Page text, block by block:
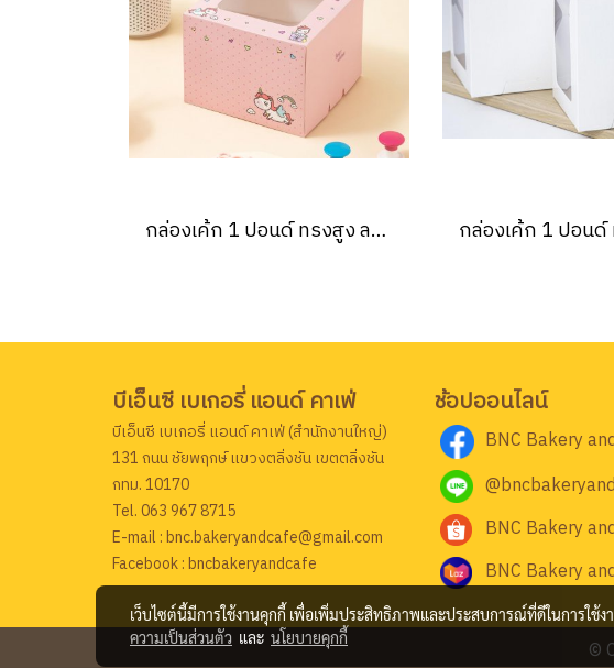
กล่องเค้ก 1 ปอนด์ ทรงสูง ลายเบบี้ยูนิคอร์น พิ้งค์ 20.3x20.3x15 ซม. (10ชิ้น/แพค)
บีเอ็นซี เบเกอรี่ แอนด์ คาเฟ่
บีเอ็นซี เบเกอรี่ แอนด์ คาเฟ่ (สำนักงานใหญ่)
131 ถนน ชัยพฤกษ์ แขวงตลิ่งชัน เขตตลิ่งชัน
กทม. 10170
Tel. 063 967 8715
E-mail : bnc.bakeryandcafe@gmail.com
Facebook : bncbakeryandcafe
ช้อปออนไลน์
BNC Bakery
BNC Bakery
BNC Bakery
©
เว็บไซต์นี้มีการใช้งานคุกกี้ เพื่อเพิ่มประสิทธิภาพและประสบการณ์ที่ดีในการใช้
ความเป็นส่วนตัว และ นโยบายคุกกี้